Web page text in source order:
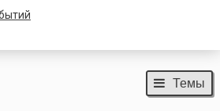
Темы